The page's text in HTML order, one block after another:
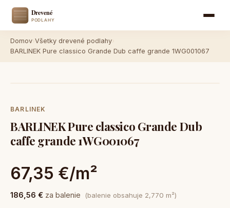
Domov Všetky drevené podlahy
BARLINEK Pure classico Grande Dub caffe grande 1WG001067
BARLINEK
BARLINEK Pure classico Grande Dub
caffe grande 1WG001067
67,35 €/m²
186,56 € za balenie (balenie obsahuje 2,770 m²)